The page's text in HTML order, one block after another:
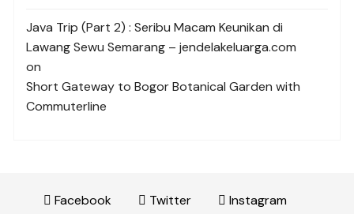
Java Trip (Part 2) : Seribu Macam Keunikan di
Lawang Sewu Semarang – jendelakeluarga.com
on
Short Gateway to Bogor Botanical Garden with
Commuterline
Facebook Twitter
Instagram